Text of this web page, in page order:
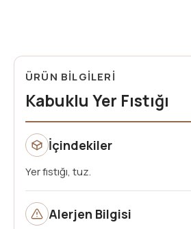
ÜRÜN BİLGİLERİ
Kabuklu Yer Fıstığı
İçindekiler
Yer fıstığı, tuz.
Alerjen Bilgisi